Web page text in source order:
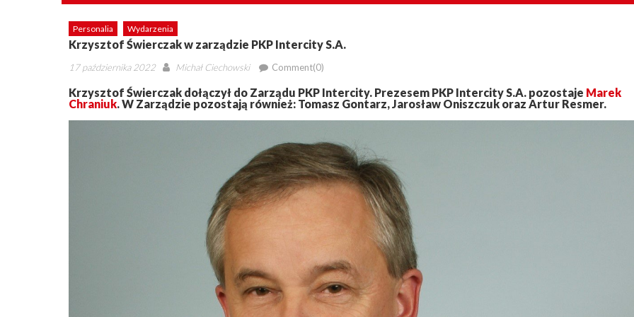
Personalia Wydarzenia
Krzysztof Świerczak w zarządzie PKP Intercity S.A.
Posted
17 października 2022 Author
Michał Ciechowski Comment(0)
Krzysztof Świerczak dołączył do Zarządu PKP Intercity. Prezesem PKP Intercity S.A. pozostaje Marek
Chraniuk. W Zarządzie pozostają również: Tomasz Gontarz, Jarosław Oniszczuk oraz Artur Resmer.